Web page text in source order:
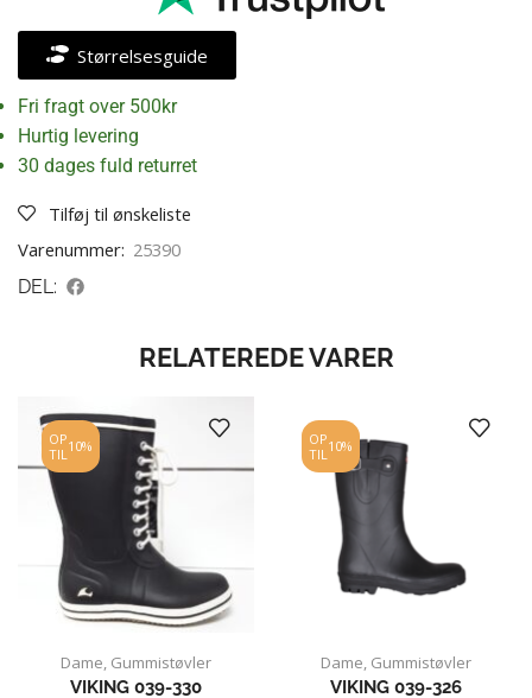
Størrelsesguide
Fri fragt over 500kr
Hurtig levering
30 dages fuld returret
Tilføj til ønskeliste
Varenummer: 25390
DEL:
RELATEREDE VARER
OP
TIL 10%
Dame Gummistøvler
VIKING 039-330
OP
TIL 10%
Dame Gummistøvler
VIKING 039-326